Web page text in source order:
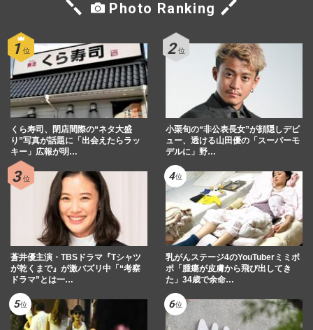
Photo Ranking
くら寿司、閉店間際の“ネタ大盛
り”写真が話題に「出会えたらラッ
キー」広報が明…
小栗旬の“非公表長女”が顔隠しデビ
ュー、透ける山田優の「スーパーモ
デルに」野…
蒼井優主演・TBSドラマ『Tシャツ
が乾くまで』が激バズリ中「“考察
ドラマ”とは一…
乳がんステージ4のYouTuberミミポ
ポ「腫瘍が皮膚から飛び出してき
た」34歳で余命…